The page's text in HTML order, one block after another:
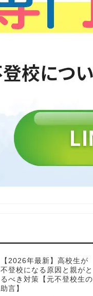
【2026年最新】高校生が
不登校になる原因と親がと
るべき対策【元不登校生の
助言】